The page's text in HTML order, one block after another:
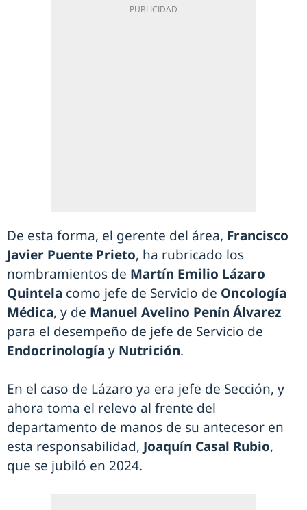
De esta forma, el gerente del área, Francisco
Javier Puente Prieto, ha rubricado los
nombramientos de Martín Emilio Lázaro
Quintela como jefe de Servicio de Oncología
Médica, y de Manuel Avelino Penín Álvarez
para el desempeño de jefe de Servicio de
Endocrinología y Nutrición.
En el caso de Lázaro ya era jefe de Sección, y
ahora toma el relevo al frente del
departamento de manos de su antecesor en
esta responsabilidad, Joaquín Casal Rubio,
que se jubiló en 2024.